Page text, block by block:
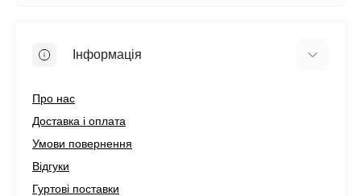
Інформація
Про нас
Доставка і оплата
Умови повернення
Відгуки
Гуртові поставки